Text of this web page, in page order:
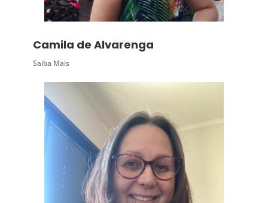
Camila de Alvarenga
Saiba Mais